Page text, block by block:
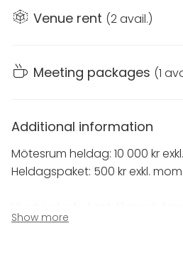
inspirationens villkor. Köket
tankar, intryck och
Vi erbjuder frukost,
Varmt välkomna!
Venue rent (2 avail.)
Meeting packages (1
Additional information
Mötesrum heldag: 10 000 kr
Heldagspaket: 500 kr exkl.
restaurang en trappa ner.
Show more